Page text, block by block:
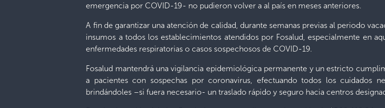
emergencia por COVID-19- no pudieron volver a al país en meses anteriores.
A fin de garantizar una atención de calidad, durante semanas previas al periodo
insumos a todos los establecimientos atendidos por Fosalud, especialmente en
enfermedades respiratorias o casos sospechosos de COVID-19.
Fosalud mantendrá una vigilancia epidemiológica permanente y un estricto
a pacientes con sospechas por coronavirus, efectuando todos los cuidados
brindándoles –si fuera necesario- un traslado rápido y seguro hacia centros